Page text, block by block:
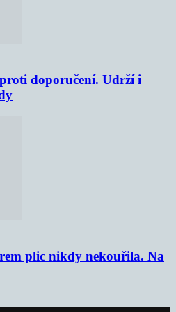
doporučení. Udrží i
plic nikdy nekouřila. Na